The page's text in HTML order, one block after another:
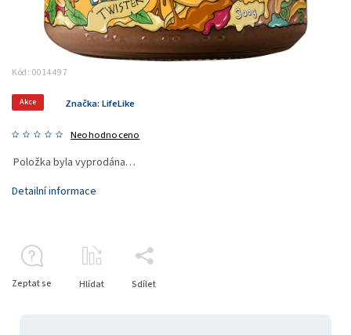
Kód: 0014497
Akce
Neohodnoceno
Značka: LifeLike
Položka byla vyprodána…
Detailní informace
Zeptat se Hlídat Sdílet